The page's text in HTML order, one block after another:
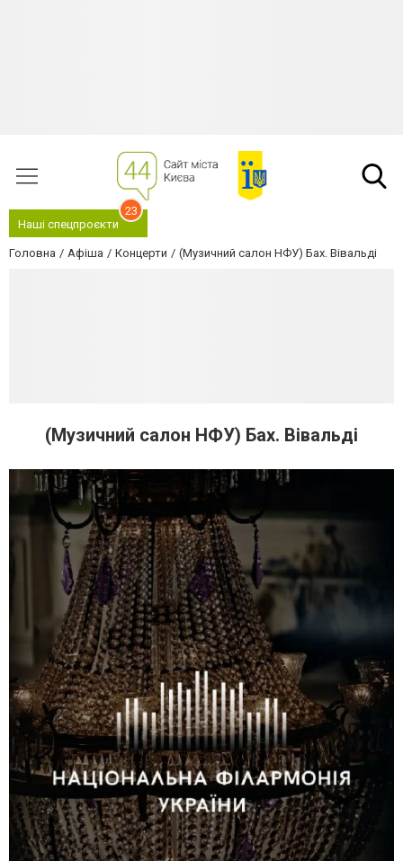
Наші спецпроєкти
23
Головна Афіша Концерти (Музичний салон НФУ) Бах. Вівальді
(Музичний салон НФУ) Бах. Вівальді